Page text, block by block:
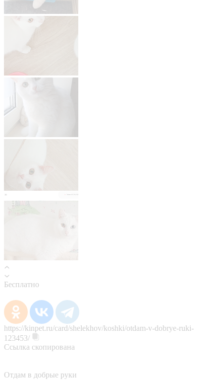
Бесплатно
https://kinpet.ru/card/shelekhov/koshki/otdam-v-dobrye-ruki-
123453/
Ссылка скопирована
Отдам в добрые руки